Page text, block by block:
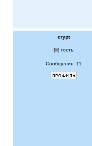
crypt
[ ] гость
Сообщения: 11